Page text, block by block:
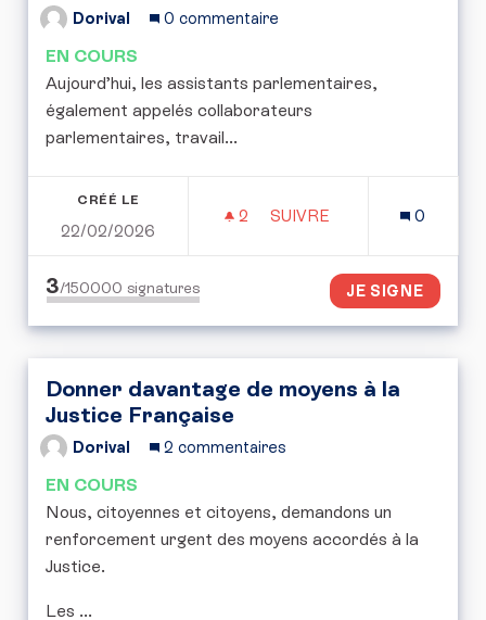
Dorival 0 commentaire
EN COURS
Aujourd’hui, les assistants parlementaires,
également appelés collaborateurs
parlementaires, travail...
CRÉÉ LE
22/02/2026
2 2 ABONNÉS
SUIVRE
0
3/150000 signatures JE SIGNE
Donner davantage de moyens à la
Justice Française
Dorival 2 commentaires
EN COURS
Nous, citoyennes et citoyens, demandons un
renforcement urgent des moyens accordés à la
Justice.
Les ...